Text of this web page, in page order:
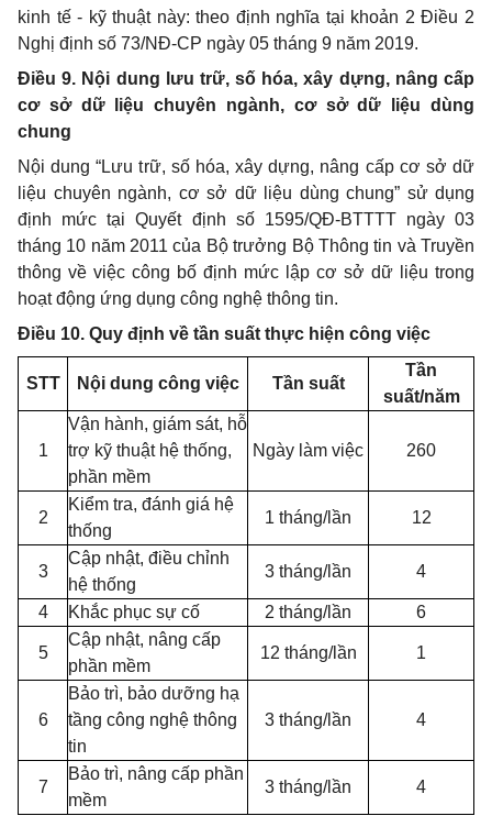
kinh tế - kỹ thuật này: theo định nghĩa tại khoản 2 Điều 2
Nghị định số 73/NĐ-CP ngày 05 tháng 9 năm 2019.
Điều 9. Nội dung lưu trữ, số hóa, xây dựng, nâng cấp
cơ sở dữ liệu chuyên ngành, cơ sở dữ liệu dùng
chung
Nội dung “Lưu trữ, số hóa, xây dựng, nâng cấp cơ sở dữ
liệu chuyên ngành, cơ sở dữ liệu dùng chung” sử dụng
định mức tại Quyết định số 1595/QĐ-BTTTT ngày 03
tháng 10 năm 2011 của Bộ trưởng Bộ Thông tin và Truyền
thông về việc công bố định mức lập cơ sở dữ liệu trong
hoạt động ứng dụng công nghệ thông tin.
Điều 10. Quy định về tần suất thực hiện công việc
STT Nội dung công việc Tần suất
Tần
suất/năm
1
Vận hành, giám sát, hỗ
trợ kỹ thuật hệ thống,
phần mềm
Ngày làm việc 260
2
Kiểm tra, đánh giá hệ
thống
1 tháng/lần 12
3
Cập nhật, điều chỉnh
hệ thống
3 tháng/lần 4
4 Khắc phục sự cố 2 tháng/lần 6
5
Cập nhật, nâng cấp
phần mềm
12 tháng/lần 1
6
Bảo trì, bảo dưỡng hạ
tầng công nghệ thông
tin
3 tháng/lần 4
7
Bảo trì, nâng cấp phần
mềm
3 tháng/lần 4